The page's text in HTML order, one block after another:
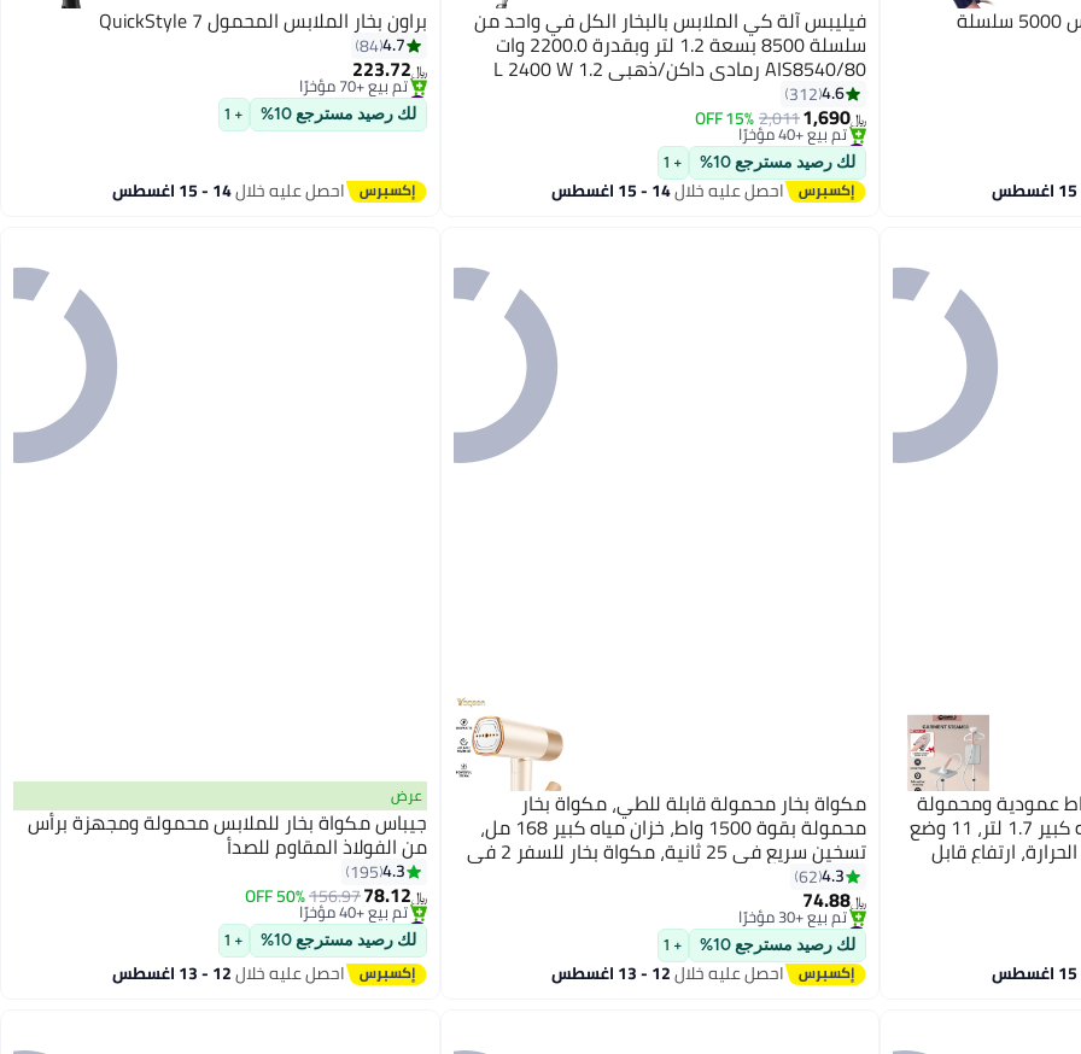
فيليبس آلة كي الملابس بالبخار الكل في واحد من
سلسلة 8500 بسعة 1.2 لتر وبقدرة 2200.0 وات
AIS8540/80 رمادي داكن/ذهبي 1.2 L 2400 W
AIS8540/80
4.6
312
﷼‏1,690
2,011
15% OFF
#5 في كاويات بخار للملابس
بتخلّص بسرعة
تم بيع +40 مؤخرًا
#5 في كاويات بخار للملابس
لك رصيد مسترجع 10% + 1
احصل عليه خلال14 - 15 اغسطس
براون بخار الملابس المحمول QuickStyle 7
4.7
84
﷼‏223.72
#11 في كاويات بخار للملابس
باقي 5 وحدات في المخزون
تم بيع +70 مؤخرًا
#11 في كاويات بخار للملابس
لك رصيد مسترجع 10% + 1
احصل عليه خلال14 - 15 اغسطس
مكواة بخار 2000 واط عمودية ومحمولة
للاستخدام المنزلي، خزان مياه كبير 1.7 لتر، 11 وضع
ارتفاع قابل
للتعديل 3 مستويات، كي مسطح بزاوية 180°، إزالة
مكواة بخار محمولة قابلة للطي، مكواة بخار
محمولة بقوة 1500 واط، خزان مياه كبير 168 مل،
تسخين سريع في 25 ثانية، مكواة بخار للسفر 2 في
1، كي مسطح/معلق، مناسبة لمجموعة متنوعة من
الأقمشة - عاجي
4.3
62
﷼‏74.88
#23 في كاويات بخار للملابس
أقل سعر في 30 يوم
تم بيع +30 مؤخرًا
#23 في كاويات بخار للملابس
لك رصيد مسترجع 10% + 1
احصل عليه خلال12 - 13 اغسطس
عرض
جيباس مكواة بخار للملابس محمولة ومجهزة برأس
من الفولاذ المقاوم للصدأ
4.3
195
﷼‏78.12
156.97
50% OFF
#21 في كاويات بخار للملابس
أقل سعر في 7 يوم
تم بيع +40 مؤخرًا
#21 في كاويات بخار للملابس
لك رصيد مسترجع 10% + 1
احصل عليه خلال12 - 13 اغسطس